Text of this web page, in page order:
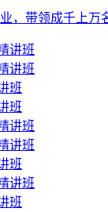
，带领成千上万
讲班
讲班
班
班
讲班
讲班
班
讲班
班